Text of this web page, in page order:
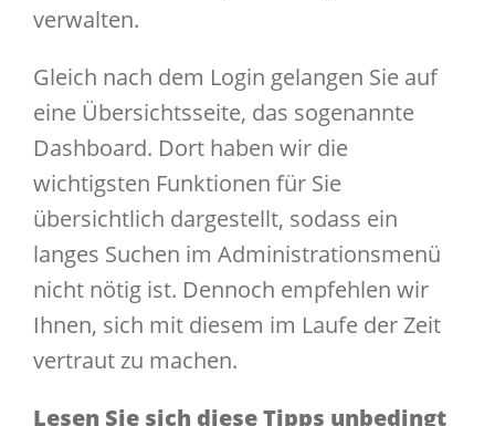
verwalten.
Gleich nach dem Login gelangen Sie auf
eine Übersichtsseite, das sogenannte
Dashboard. Dort haben wir die
wichtigsten Funktionen für Sie
übersichtlich dargestellt, sodass ein
langes Suchen im Administrationsmenü
nicht nötig ist. Dennoch empfehlen wir
Ihnen, sich mit diesem im Laufe der Zeit
vertraut zu machen.
Lesen Sie sich diese Tipps unbedingt